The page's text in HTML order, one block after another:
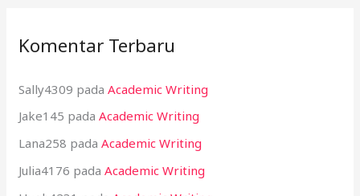
Komentar Terbaru
Sally4309 padaAcademic Writing
Jake145 padaAcademic Writing
Lana258 padaAcademic Writing
Julia4176 padaAcademic Writing